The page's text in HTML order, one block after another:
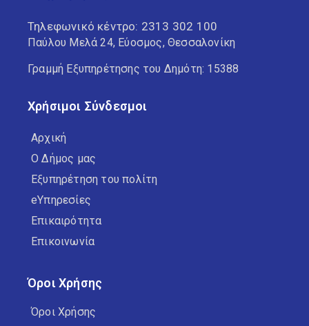
Τηλεφωνικό κέντρο: 2313 302 100
Παύλου Μελά 24, Εύοσμος, Θεσσαλονίκη
Γραμμή Εξυπηρέτησης του Δημότη: 15388
Χρήσιμοι Σύνδεσμοι
Αρχική
Ο Δήμος μας
Εξυπηρέτηση του πολίτη
eΥπηρεσίες
Επικαιρότητα
Επικοινωνία
Όροι Χρήσης
Όροι Χρήσης